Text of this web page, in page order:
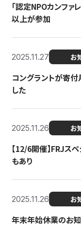
「認定NPOカンフ
以上が参加
2025.11.27 お
コングラントが寄
した
2025.11.26 お
【12/6開催】FRJス
もあり
2025.11.26 お
年末年始休業のお